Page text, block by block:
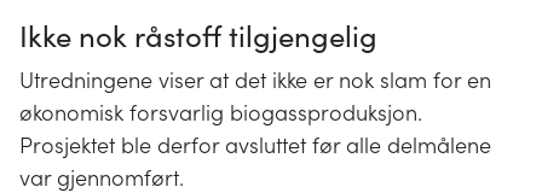
Ikke nok råstoff tilgjengelig
Utredningene viser at det ikke er nok slam for en
økonomisk forsvarlig biogassproduksjon.
Prosjektet ble derfor avsluttet før alle delmålene
var gjennomført.